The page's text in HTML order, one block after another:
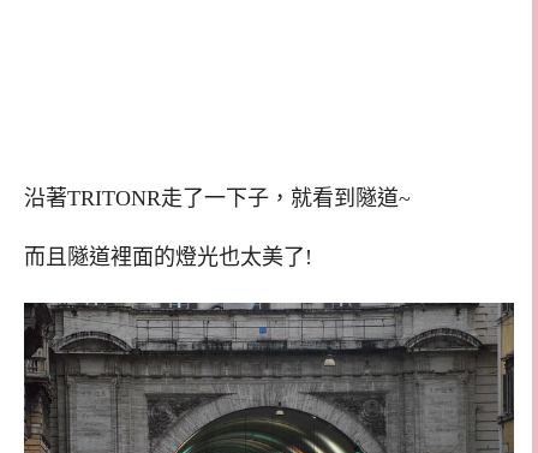
沿著TRITONR走了一下子，就看到隧道~
而且隧道裡面的燈光也太美了!